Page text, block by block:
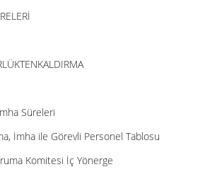
Süreleri
İmha ile Görevli Personel Tablosu
Komitesi İç Yönerge